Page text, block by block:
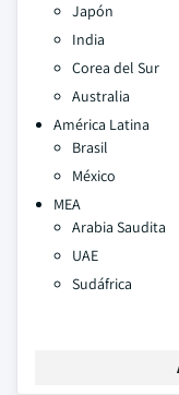
Japón
India
Corea del Sur
Australia
América Latina
Brasil
México
MEA
Arabia Saudita
UAE
Sudáfrica